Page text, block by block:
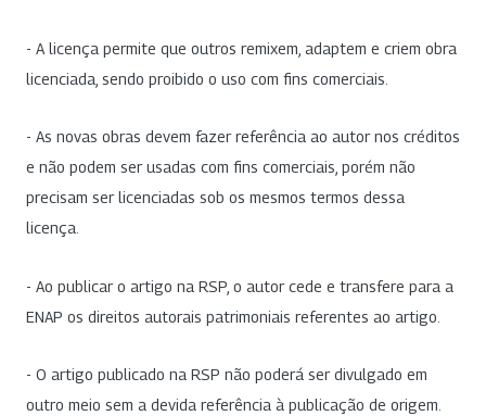
- A licença permite que outros remixem, adaptem e criem obra
licenciada, sendo proibido o uso com fins comerciais.
- As novas obras devem fazer referência ao autor nos créditos
e não podem ser usadas com fins comerciais, porém não
precisam ser licenciadas sob os mesmos termos dessa
licença.
- Ao publicar o artigo na RSP, o autor cede e transfere para a
ENAP os direitos autorais patrimoniais referentes ao artigo.
- O artigo publicado na RSP não poderá ser divulgado em
outro meio sem a devida referência à publicação de origem.